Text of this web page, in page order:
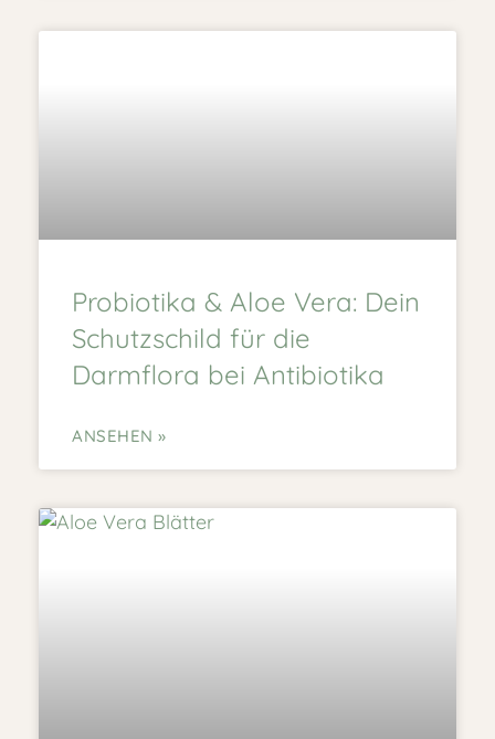
Probiotika & Aloe Vera: Dein
Schutzschild für die
Darmflora bei Antibiotika
ANSEHEN »